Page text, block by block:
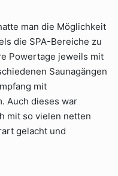
man die Möglichkeit
die SPA-Bereiche zu
Powertage jeweils mit
Saunagängen
mit
Auch dieses war
mit so vielen netten
gelacht und